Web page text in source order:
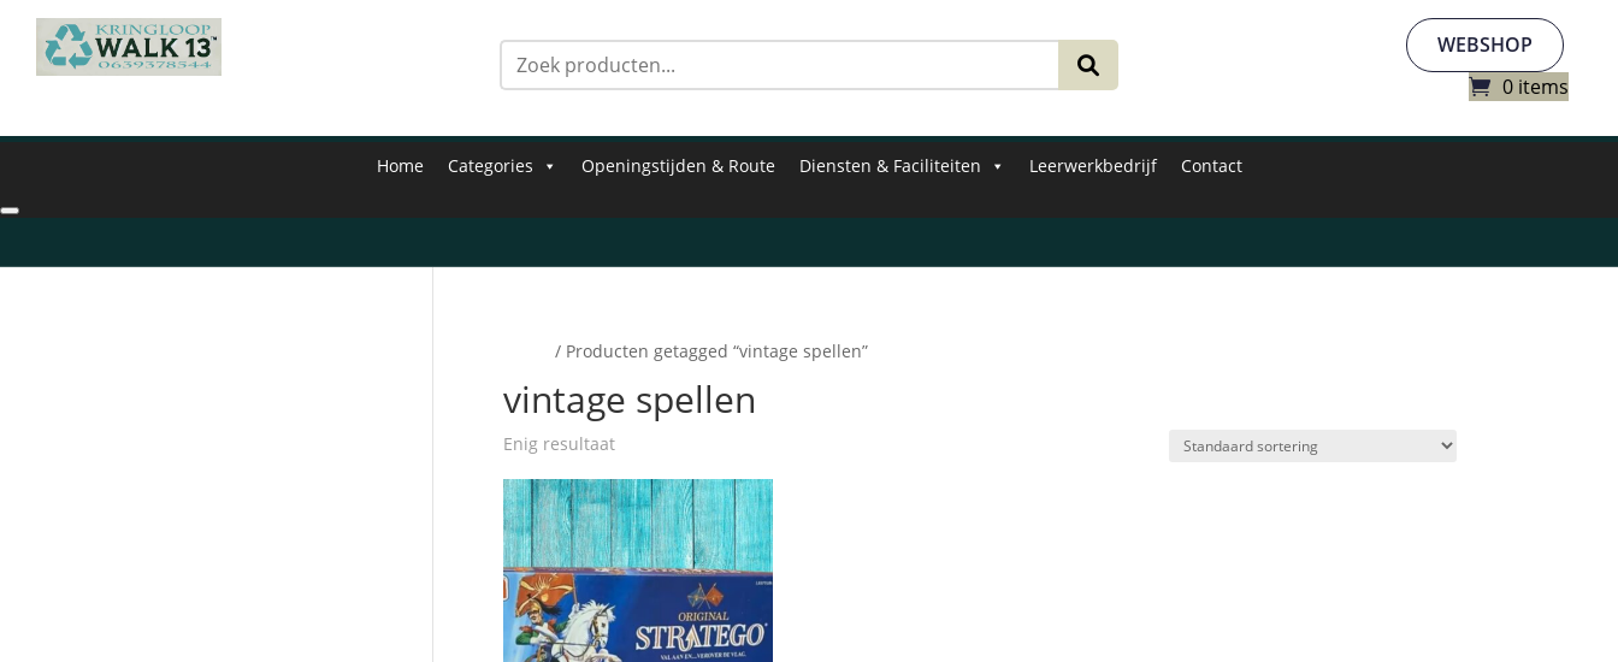
WEBSHOP
0 items
Home Categories Openingstijden & Route Diensten & Faciliteiten Leerwerkbedrijf Contact
/ Producten getagged “vintage spellen”
vintage spellen
Enig resultaat